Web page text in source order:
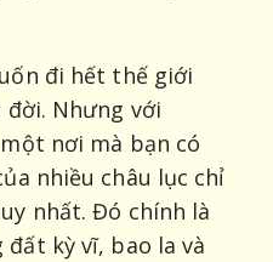
đi hết thế giới
Nhưng với
nơi mà bạn có
nhiều châu lục chỉ
nhất. Đó chính là
kỳ vĩ, bao la và